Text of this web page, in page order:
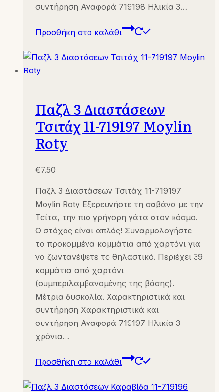
συντήρηση Αναφορά 719198 Ηλικία 3…
Προσθήκη στο καλάθι
Παζλ 3 Διαστάσεων
Τσιτάχ 11-719197 Moylin
Roty
€7.50
Παζλ 3 Διαστάσεων Τσιτάχ 11-719197
Moylin Roty Εξερευνήστε τη σαβάνα με την
Τσίτα, την πιο γρήγορη γάτα στον κόσμο.
Ο στόχος είναι απλός! Συναρμολογήστε
τα προκομμένα κομμάτια από χαρτόνι για
να ζωντανέψετε το θηλαστικό. Περιέχει 39
κομμάτια από χαρτόνι
(συμπεριλαμβανομένης της βάσης).
Μέτρια δυσκολία. Χαρακτηριστικά και
συντήρηση Χαρακτηριστικά και
συντήρηση Αναφορά 719197 Ηλικία 3
χρόνια…
Προσθήκη στο καλάθι